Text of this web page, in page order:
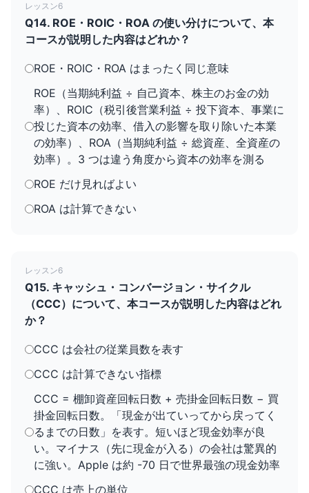
レッスン6
Q14. ROE・ROIC・ROA の使い分けについて、本
コースが説明した内容はどれか？
ROE・ROIC・ROA はまったく同じ意味
ROE（当期純利益 ÷ 自己資本、株主のお金の効
率）、ROIC（税引後営業利益 ÷ 投下資本、事業に
投じた資本の効率、借入の影響を取り除いた本業
の効率）、ROA（当期純利益 ÷ 総資産、全資産の
効率）。3 つは違う角度から資本の効率を測る
ROE だけ見ればよい
ROA は計算できない
レッスン6
Q15. キャッシュ・コンバージョン・サイクル
（CCC）について、本コースが説明した内容はどれ
か？
CCC は会社の従業員数を表す
CCC は計算できない指標
CCC = 棚卸資産回転日数 + 売掛金回転日数 − 買
掛金回転日数。「現金が出ていってから戻ってく
るまでの日数」を表す。短いほど現金効率が良
い。マイナス（先に現金が入る）の会社は驚異的
に強い。Apple は約 -70 日で世界最強の現金効率
CCC は売上の単位